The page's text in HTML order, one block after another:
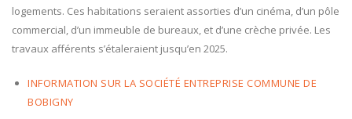
logements. Ces habitations seraient assorties d’un cinéma, d’un pôle
commercial, d’un immeuble de bureaux, et d’une crèche privée. Les
travaux afférents s’étaleraient jusqu’en 2025.
INFORMATION SUR LA SOCIÉTÉ ENTREPRISE COMMUNE DE
BOBIGNY